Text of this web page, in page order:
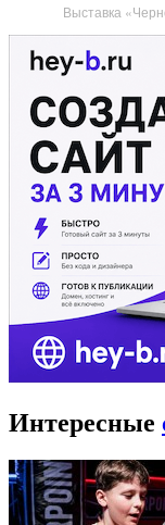
Выставка
Интересные